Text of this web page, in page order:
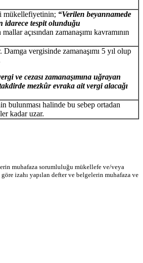
mükellefiyetinin; “Verilen beyannamede
idarece tespit olunduğu
açısından zamanaşımı kavramının
vergisinde zamanaşımı 5 yıl olup
ve cezası zamanaşımına uğrayan
mezkûr evraka ait vergi alacağı
bulunması halinde bu sebep ortadan
kadar uzar.
muhafaza sorumluluğu mükellefe ve/veya
izahı yapılan defter ve belgelerin muhafaza ve